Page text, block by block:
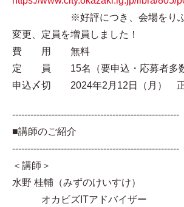
※好評につき、会場をりぶら
変更、定員を増員しました！
費 用 無料
定 員 15名（要申込・応募者多数
申込〆切 2024年2月12日（月） 正
-------------------------------------------------------
■講師のご紹介
-------------------------------------------------------
＜講師＞
水野 桂輔（みずのけいすけ）
オカビズITアドバイザー